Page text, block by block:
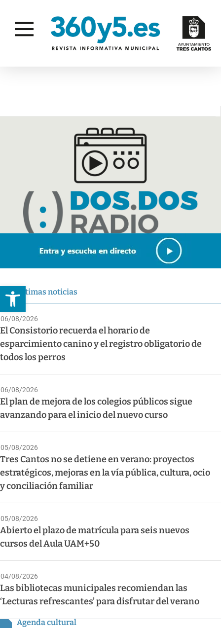
Abrir barra de herramientas
Últimas noticias
06/08/2026
El Consistorio recuerda el horario de
esparcimiento canino y el registro obligatorio de
todos los perros
06/08/2026
El plan de mejora de los colegios públicos sigue
avanzando para el inicio del nuevo curso
05/08/2026
Tres Cantos no se detiene en verano: proyectos
estratégicos, mejoras en la vía pública, cultura, ocio
y conciliación familiar
05/08/2026
Abierto el plazo de matrícula para seis nuevos
cursos del Aula UAM+50
04/08/2026
Las bibliotecas municipales recomiendan las
‘Lecturas refrescantes’ para disfrutar del verano
Agenda cultural